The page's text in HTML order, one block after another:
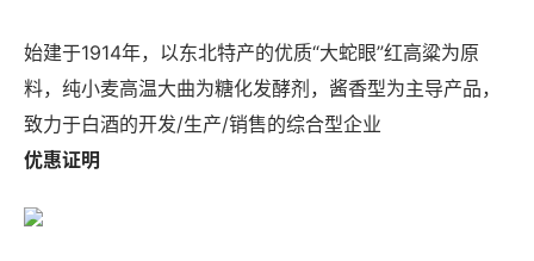
始建于1914年，以东北特产的优质“大蛇眼”红高粱为原
料，纯小麦高温大曲为糖化发酵剂，酱香型为主导产品，
致力于白酒的开发/生产/销售的综合型企业
优惠证明